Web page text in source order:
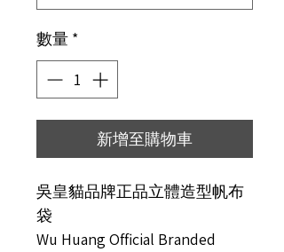
數量 *
新增至購物車
吳皇貓品牌正品立體造型帆布
袋
Wu Huang Official Branded